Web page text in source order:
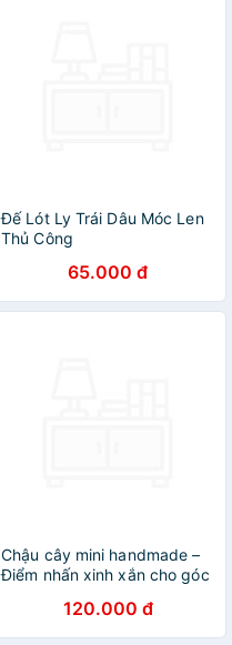
Đế Lót Ly Trái Dâu Móc Len
Thủ Công
65.000 đ
Chậu cây mini handmade –
Điểm nhấn xinh xắn cho góc
120.000 đ